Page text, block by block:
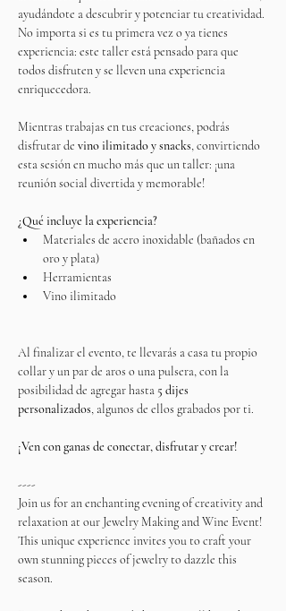
ayudándote a descubrir y potenciar tu creatividad.
No importa si es tu primera vez o ya tienes
experiencia: este taller está pensado para que
todos disfruten y se lleven una experiencia
enriquecedora.
Mientras trabajas en tus creaciones, podrás
disfrutar de vino ilimitado y snacks, convirtiendo
esta sesión en mucho más que un taller: ¡una
reunión social divertida y memorable!
¿Qué incluye la experiencia?
Materiales de acero inoxidable (bañados en
oro y plata)
Herramientas
Vino ilimitado
Al finalizar el evento, te llevarás a casa tu propio
collar y un par de aros o una pulsera, con la
posibilidad de agregar hasta 5 dijes
personalizados, algunos de ellos grabados por ti.
¡Ven con ganas de conectar, disfrutar y crear!
----
Join us for an enchanting evening of creativity and
relaxation at our Jewelry Making and Wine Event!
This unique experience invites you to craft your
own stunning pieces of jewelry to dazzle this
season.